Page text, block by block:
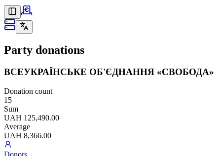
Party donations
ВСЕУКРАЇНСЬКЕ ОБ'ЄДНАННЯ «СВОБОДА»
Donation count
15
Sum
UAH 125,490.00
Average
UAH 8,366.00
Donors